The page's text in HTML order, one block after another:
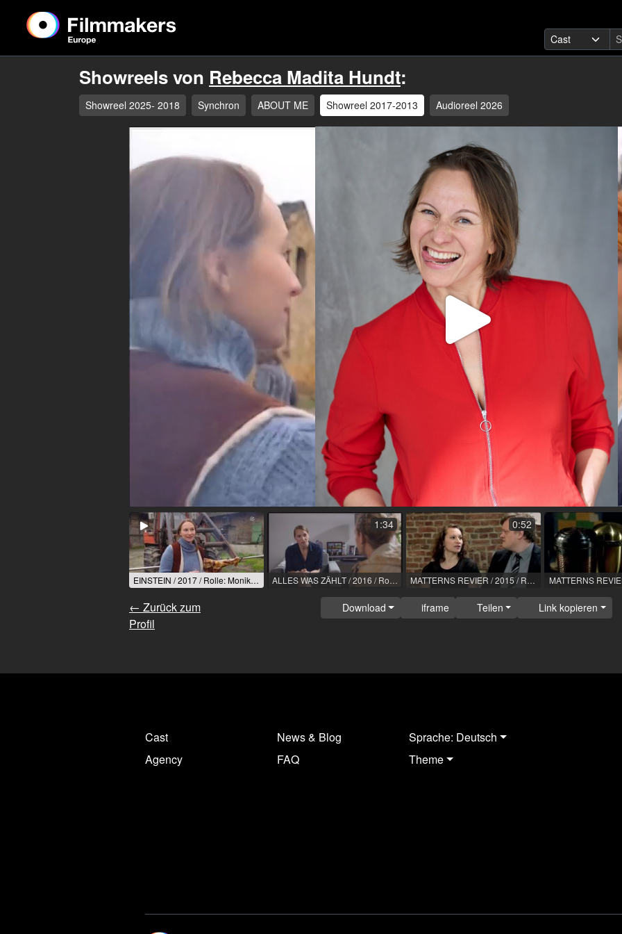
Showreels von Rebecca Madita Hundt:
Showreel 2025- 2018 Synchron ABOUT ME Showreel 2017-2013 Audioreel 2026
Video
EINSTEIN / 2017 / Rolle: Monika Schulten / R: Oliver Dommenget / Sat 1 ALLES WAS ZÄHLT / 2016 / Rolle: Anja Vogt / R: Klaus Knoesel / RTL
1:34
MATTERNS REVIER / 2015 / Rolle: Laura Graf / R: Christoph Eichhorn / ARD
0:52
← Zurück zum
Profil
Download iframe Teilen Link kopieren
Cast
Agency
News & Blog
FAQ
Sprache: Deutsch
Theme